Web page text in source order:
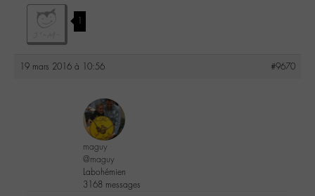
1
19 mars 2016 à 10:56 #9670
maguy
@maguy
Labohémien
3168 messages